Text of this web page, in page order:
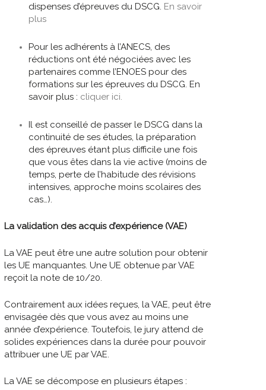
dispenses d’épreuves du DSCG. En savoir
plus
Pour les adhérents à l’ANECS, des
réductions ont été négociées avec les
partenaires comme l’ENOES pour des
formations sur les épreuves du DSCG. En
savoir plus : cliquer ici.
Il est conseillé de passer le DSCG dans la
continuité de ses études, la préparation
des épreuves étant plus difficile une fois
que vous êtes dans la vie active (moins de
temps, perte de l’habitude des révisions
intensives, approche moins scolaires des
cas…).
La validation des acquis d’expérience (VAE)
La VAE peut être une autre solution pour obtenir
les UE manquantes. Une UE obtenue par VAE
reçoit la note de 10/20.
Contrairement aux idées reçues, la VAE, peut être
envisagée dès que vous avez au moins une
année d’expérience. Toutefois, le jury attend de
solides expériences dans la durée pour pouvoir
attribuer une UE par VAE.
La VAE se décompose en plusieurs étapes :